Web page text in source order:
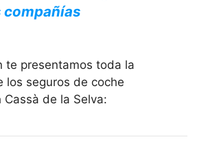
compañías
te presentamos toda la
los seguros de coche
de la Selva: